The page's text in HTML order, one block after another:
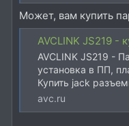
Может, вам купить
AVCLINK JS219 -
AVCLINK JS219 -
установка в ПП,
Купить jack
avc.ru